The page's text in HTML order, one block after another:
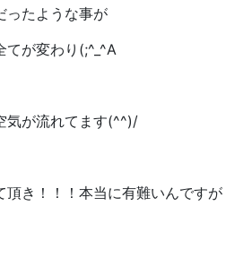
ったような事が
てが変わり(;^_^A
気が流れてます(^^)/
頂き！！！本当に有難いんですが